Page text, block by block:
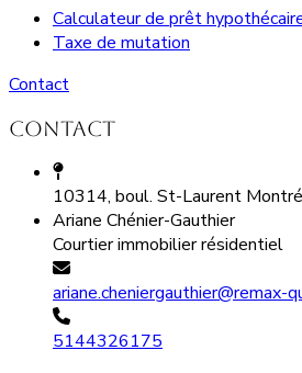
Calculateur de prêt
Taxe de mutation
Contact
Contact
10314, boul. St-Laurent
Ariane Chénier-Gauthier
Courtier immobilier résidentiel
ariane.cheniergauthier@remax-
5144326175